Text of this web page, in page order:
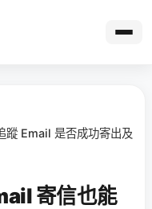
Email 是否成功寄出及
寄信也能